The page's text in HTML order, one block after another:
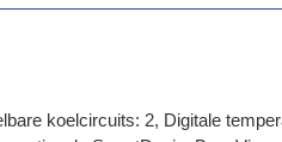
koelcircuits: 2, Digitale